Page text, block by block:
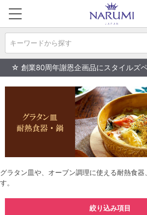
キーワードから探す
☆ 創業80周年謝恩企画品にスタイルズ
グラタン皿や、オーブン調理に使える耐熱食器
す。
絞り込み項目